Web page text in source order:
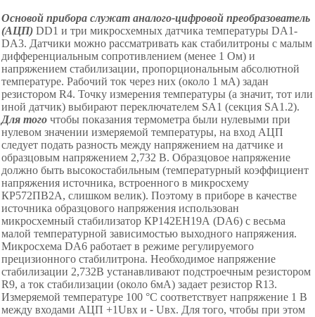
Основой прибора служат аналого-цифровой преобразователь
(АЦП) DD1 и три микросхемных датчика температуры DА1-
DА3. Датчики можно рассматривать как стабилитроны с малым
дифференциальным сопротивлением (менее 1 Ом) и
напряжением стабилизации, пропорциональным абсолютной
температуре. Рабочий ток через них (около 1 мА) задан
резистором R4. Точку измерения температуры (а значит, тот или
иной датчик) выбирают переключателем SА1 (секция SА1.2).
Для того чтобы показания термометра были нулевыми при
нулевом значении измеряемой температуры, на вход АЦП
следует подать разность между напряжением на датчике и
образцовым напряжением 2,732 В. Образцовое напряжение
должно быть высокостабильным (температурный коэффициент
напряжения источника, встроенного в микросхему
КР572ПВ2А, слишком велик). Поэтому в приборе в качестве
источника образцового напряжения использован
микросхемный стабилизатор КР142ЕН19А (DА6) с весьма
малой температурной зависимостью выходного напряжения.
Микросхема DА6 работает в режиме регулируемого
прецизионного стабилитрона. Необходимое напряжение
стабилизации 2,732В устанавливают подстроечным резистором
R9, а ток стабилизации (около 6мА) задает резистор R13.
Измеряемой температуре 100 °С соответствует напряжение 1 В
между входами АЦП +1Uвх и - Uвх. Для того, чтобы при этом